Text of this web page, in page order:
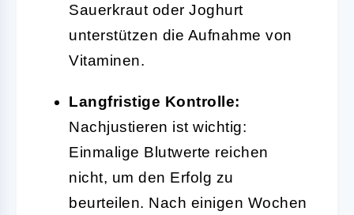
Sauerkraut oder Joghurt
unterstützen die Aufnahme von
Vitaminen.
Langfristige Kontrolle:
Nachjustieren ist wichtig:
Einmalige Blutwerte reichen
nicht, um den Erfolg zu
beurteilen. Nach einigen Wochen